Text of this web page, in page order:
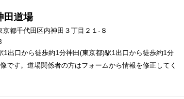
田道場
京都千代田区内神田３丁目２１-８
1出口から徒歩約1分神田(東京都)駅1出口から徒歩約1分
です。道場関係者の方はフォームから情報を修正してく